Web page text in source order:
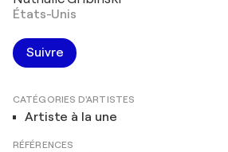
États-Unis
Suivre
CATÉGORIES D'ARTISTES
Artiste à la une
RÉFÉRENCES